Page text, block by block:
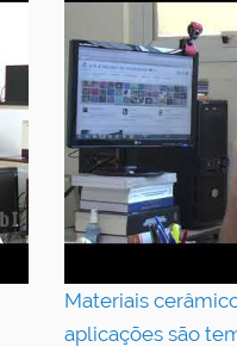
Materiais
aplicações são